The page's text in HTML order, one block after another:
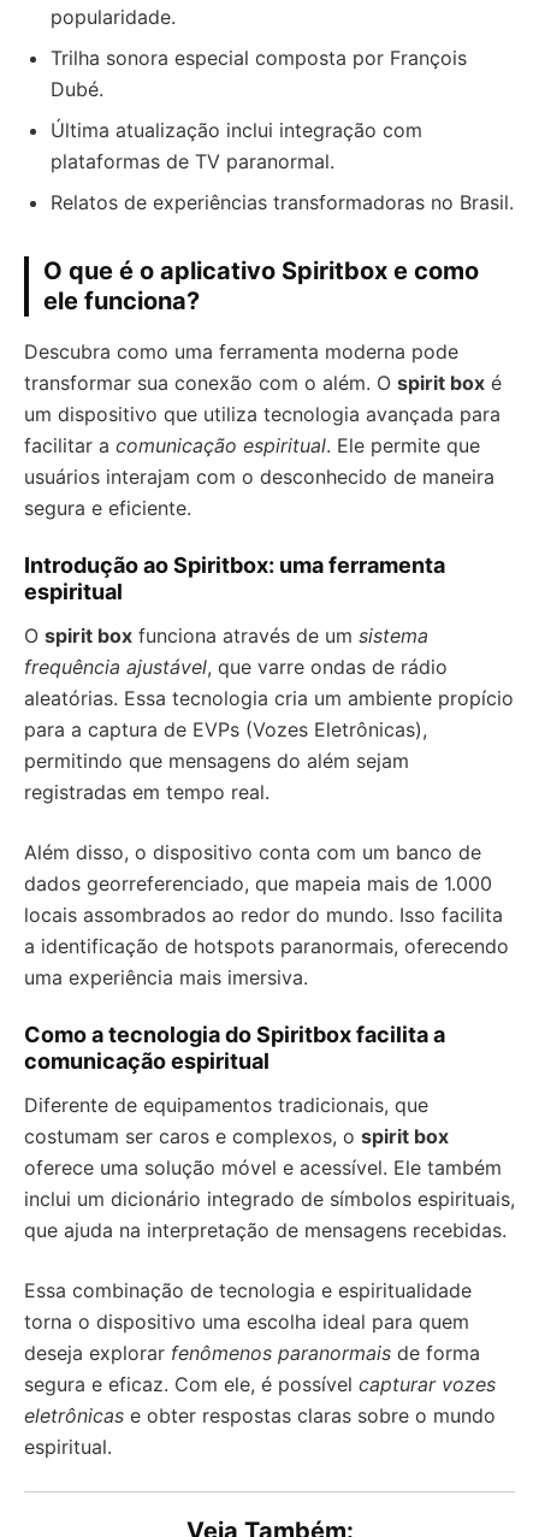
popularidade.
Trilha sonora especial composta por François
Dubé.
Última atualização inclui integração com
plataformas de TV paranormal.
Relatos de experiências transformadoras no Brasil.
O que é o aplicativo Spiritbox e como
ele funciona?
Descubra como uma ferramenta moderna pode
transformar sua conexão com o além. O spirit box é
um dispositivo que utiliza tecnologia avançada para
facilitar a comunicação espiritual. Ele permite que
usuários interajam com o desconhecido de maneira
segura e eficiente.
Introdução ao Spiritbox: uma ferramenta
espiritual
O spirit box funciona através de um sistema
frequência ajustável, que varre ondas de rádio
aleatórias. Essa tecnologia cria um ambiente propício
para a captura de EVPs (Vozes Eletrônicas),
permitindo que mensagens do além sejam
registradas em tempo real.
Além disso, o dispositivo conta com um banco de
dados georreferenciado, que mapeia mais de 1.000
locais assombrados ao redor do mundo. Isso facilita
a identificação de hotspots paranormais, oferecendo
uma experiência mais imersiva.
Como a tecnologia do Spiritbox facilita a
comunicação espiritual
Diferente de equipamentos tradicionais, que
costumam ser caros e complexos, o spirit box
oferece uma solução móvel e acessível. Ele também
inclui um dicionário integrado de símbolos espirituais,
que ajuda na interpretação de mensagens recebidas.
Essa combinação de tecnologia e espiritualidade
torna o dispositivo uma escolha ideal para quem
deseja explorar fenômenos paranormais de forma
segura e eficaz. Com ele, é possível capturar vozes
eletrônicas e obter respostas claras sobre o mundo
espiritual.